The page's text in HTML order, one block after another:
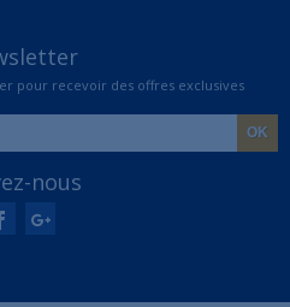
pour recevoir des offres exclusives
nous